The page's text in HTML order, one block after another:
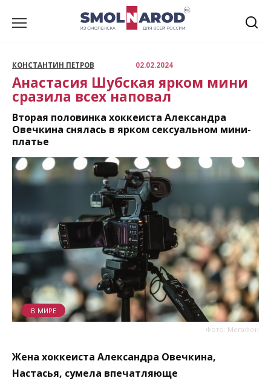
КОНСТАНТИН ПЕТРОВ 02.02.2024
Анастасия Шубская ярком мини
сразила всех наповал
Вторая половинка хоккеиста Александра
Овечкина снялась в ярком сексуальном мини-
платье
Фото: МегаФон
В МИРЕ
Жена хоккеиста Александра Овечкина,
Настасья, сумела впечатляюще